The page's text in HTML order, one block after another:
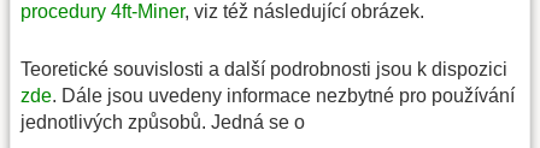
procedury 4ft-Miner, viz též následující obrázek.
Teoretické souvislosti a další podrobnosti jsou k dispozici
zde. Dále jsou uvedeny informace nezbytné pro používání
jednotlivých způsobů. Jedná se o